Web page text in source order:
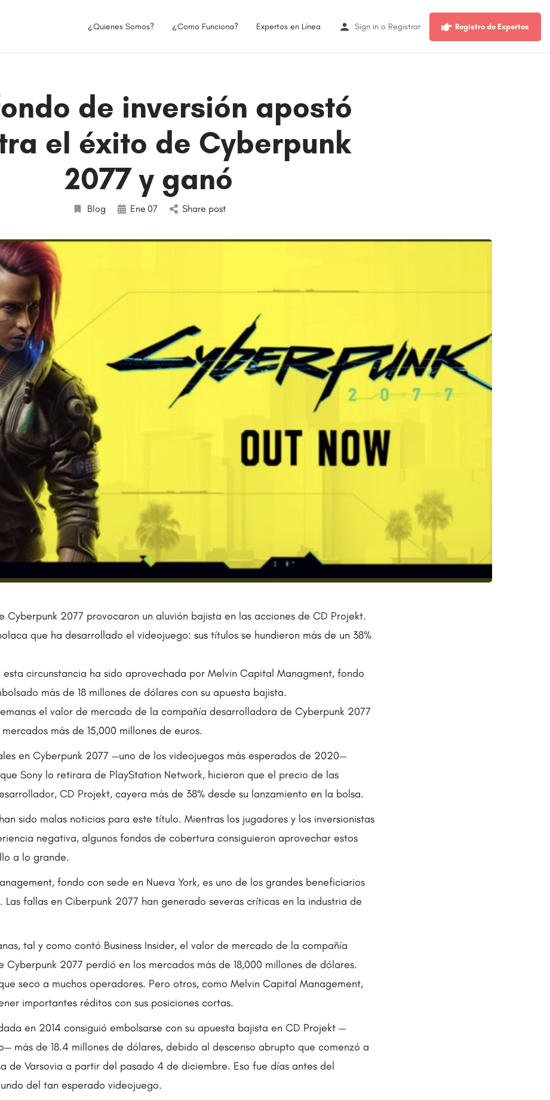
¿Quienes Somos? ¿Como Funciona? Expertos en Línea Sign in o Registrar Registro de Expertos
de inversión apostó
el éxito de Cyberpunk
2077 y ganó
Blog Ene 07 Share post
Cyberpunk 2077 provocaron un aluvión bajista en las acciones de CD Projekt.
que ha desarrollado el videojuego: sus títulos se hundieron más de un 38%
esta circunstancia ha sido aprovechada por Melvin Capital Managment, fondo
más de 18 millones de dólares con su apuesta bajista.
el valor de mercado de la compañía desarrolladora de Cyberpunk 2077
más de 15,000 millones de euros.
en Cyberpunk 2077 —uno de los videojuegos más esperados de 2020—
Sony lo retirara de PlayStation Network, hicieron que el precio de las
CD Projekt, cayera más de 38% desde su lanzamiento en la bolsa.
sido malas noticias para este título. Mientras los jugadores y los inversionistas
negativa, algunos fondos de cobertura consiguieron aprovechar estos
a lo grande.
fondo con sede en Nueva York, es uno de los grandes beneficiarios
Las fallas en Ciberpunk 2077 han generado severas críticas en la industria de
tal y como contó Business Insider, el valor de mercado de la compañía
Cyberpunk 2077 perdió en los mercados más de 18,000 millones de dólares.
seco a muchos operadores. Pero otros, como Melvin Capital Management,
importantes réditos con sus posiciones cortas.
en 2014 consiguió embolsarse con su apuesta bajista en CD Projekt —
más de 18.4 millones de dólares, debido al descenso abrupto que comenzó a
de Varsovia a partir del pasado 4 de diciembre. Eso fue días antes del
del tan esperado videojuego.